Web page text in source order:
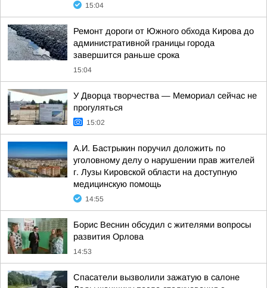
15:04
Ремонт дороги от Южного обхода Кирова до
административной границы города
завершится раньше срока
15:04
У Дворца творчества — Мемориал сейчас не
прогуляться
15:02
А.И. Бастрыкин поручил доложить по
уголовному делу о нарушении прав жителей
г. Лузы Кировской области на доступную
медицинскую помощь
14:55
Борис Веснин обсудил с жителями вопросы
развития Орлова
14:53
Спасатели вызволили зажатую в салоне